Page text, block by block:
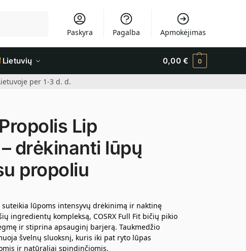
Paskyra Pagalba Apmokėjimas
Lietuvių 0,00 € 0
per 1-3 d. d.
Lip
drėkinanti lūpų
propoliu
lūpoms intensyvų drėkinimą ir naktinę
ingredientų kompleksą, COSRX Full Fit bičių pikio
ir stiprina apsauginį barjerą. Taukmedžio
švelnų sluoksnį, kuris iki pat ryto lūpas
ir natūraliai spindinčiomis.